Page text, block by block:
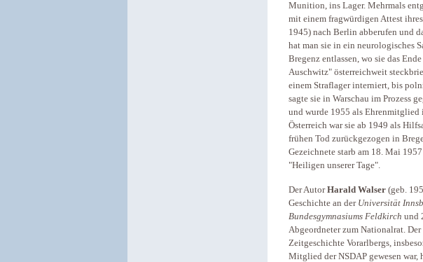
Munition, ins Lager. Mehrmals
mit einem fragwürdigen Attest
1945) nach Berlin abberufen und
hat man sie in ein neurologisches
Bregenz entlassen, wo sie das
Auschwitz" österreichweit
einem Straflager interniert, bis
sagte sie in Warschau im Prozess
und wurde 1955 als Ehrenmitglied
Österreich war sie ab 1949 als
frühen Tod zurückgezogen in
Gezeichnete starb am 18. Mai
"Heiligen unserer Tage".
Der AutorHarald Walser (geb.
Geschichte an der Universität
Bundesgymnasiums Feldkirch und
Abgeordneter zum Nationalrat.
Zeitgeschichte Vorarlbergs,
Mitglied der NSDAP gewesen war,